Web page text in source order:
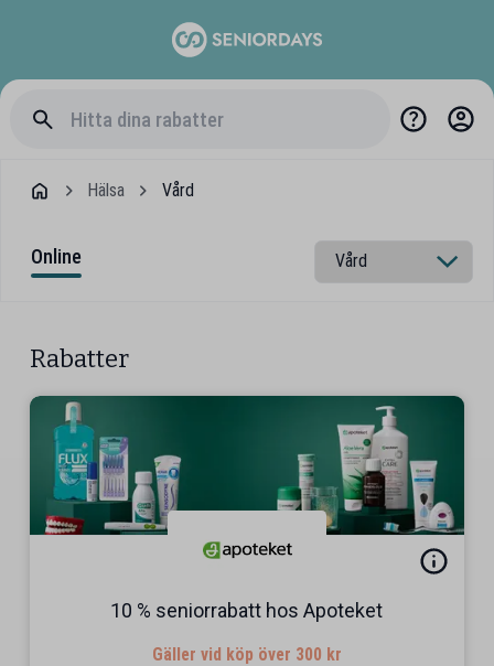
Hälsa Vård
Online
Rabatter
10 % seniorrabatt hos Apoteket
Gäller vid köp över 300 kr